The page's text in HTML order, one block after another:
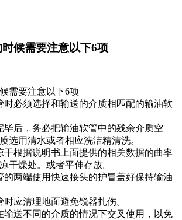
候需要注意以下6项
需要注意以下6项
时必须选择和输送的介质相匹配的输油软
毕后，务必把输油软管中的残余介质空
选用清水或者相应洗洁精清洗。
干根据说明书上面提供的相关数据的曲率
干燥处。或者平伸存放。
的两端使用快速接头的护冒盖好保持输油
应清理地面避免锐器扎伤。
输送不同的介质的情况下交叉使用，以免